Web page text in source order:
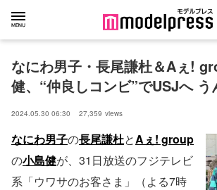
なにわ男子・長尾謙杜＆Aぇ!
健、“仲良しコンビ”でUSJへ う
2024.05.30 06:30 27,359 views
なにわ男子の長尾謙杜とAぇ! group
の小島健が、31日放送のフジテレビ
系「ウワサのお客さま」（よる7時